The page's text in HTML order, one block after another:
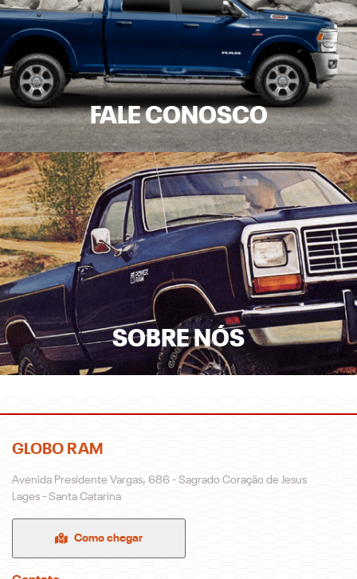
FALE CONOSCO
SOBRE NÓS
GLOBO RAM
Avenida Presidente Vargas, 686 - Sagrado Coração de Jesus
Lages - Santa Catarina
Como chegar